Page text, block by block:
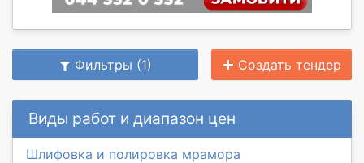
Фильтры (1) Создать тендер
Виды работ и диапазон цен
Шлифовка и полировка мрамора